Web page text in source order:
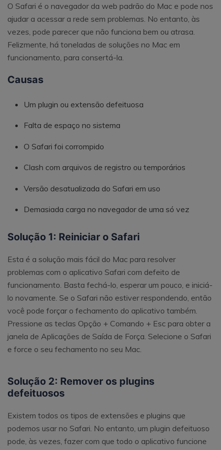
O Safari é o navegador da web padrão do Mac e pode nos
ajudar a acessar a rede sem problemas. No entanto, às
vezes, pode parecer que não funciona bem ou atrasa.
Felizmente, há toneladas de soluções no Mac em
funcionamento, para consertá-la.
Causas
Um plugin ou extensão defeituosa
Falta de espaço no sistema
O Safari foi corrompido
Clash com arquivos de registro ou temporários
Versão desatualizada do Safari em uso
Demasiada carga no navegador de uma só vez
Solução 1: Reiniciar o Safari
Esta é a solução mais fácil do Mac para resolver
problemas com o aplicativo Safari com defeito de
funcionamento. Basta fechá-lo, esperar um pouco, e iniciá-
lo novamente. Se o Safari não estiver respondendo, então
você pode forçar o fechamento do aplicativo também.
Pressione as teclas Opção + Comando + Esc para obter a
janela de Aplicações de Saída de Força. Selecione o Safari
e force o seu fechamento no seu Mac.
Solução 2: Remover os plugins
defeituosos
Existem todos os tipos de extensões e plugins que
podemos usar no Safari. No entanto, um plugin defeituoso
pode, às vezes, fazer com que todo o aplicativo funcione